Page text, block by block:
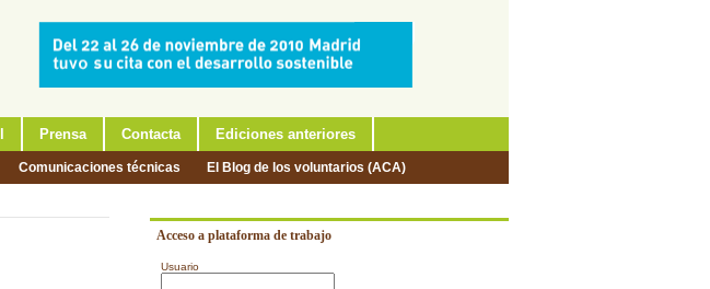
Prensa Contacta Ediciones anteriores
Comunicaciones técnicas El Blog de los voluntarios (ACA)
Acceso a plataforma de trabajo
Usuario